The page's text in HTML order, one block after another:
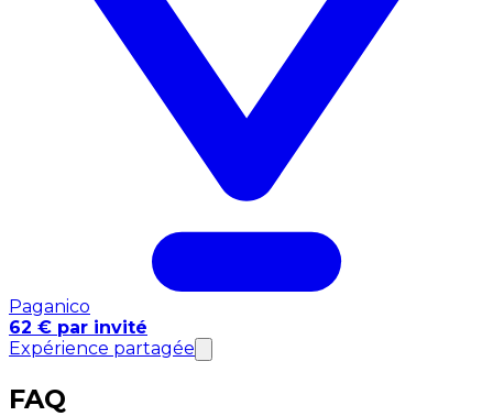
Paganico
62 € par invité
Expérience partagée
FAQ